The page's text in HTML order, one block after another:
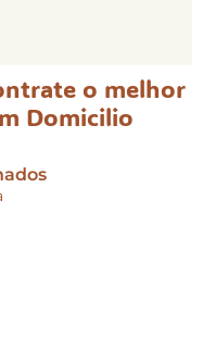
o melhor
Domicilio